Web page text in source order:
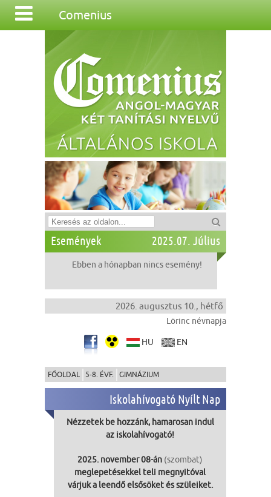
Comenius
Események 2025.07. Július
Ebben a hónapban nincs esemény!
2026. augusztus 10., hétfő
Lörinc névnapja
HU EN
FŐOLDAL 5-8. ÉVF. GIMNÁZIUM
Iskolahívogató Nyílt Nap
Nézzetek be hozzánk, hamarosan indul
az iskolahívogató!
2025. november 08-án (szombat)
meglepetésekkel teli megnyitóval
várjuk a leendő elsősöket és szüleiket.